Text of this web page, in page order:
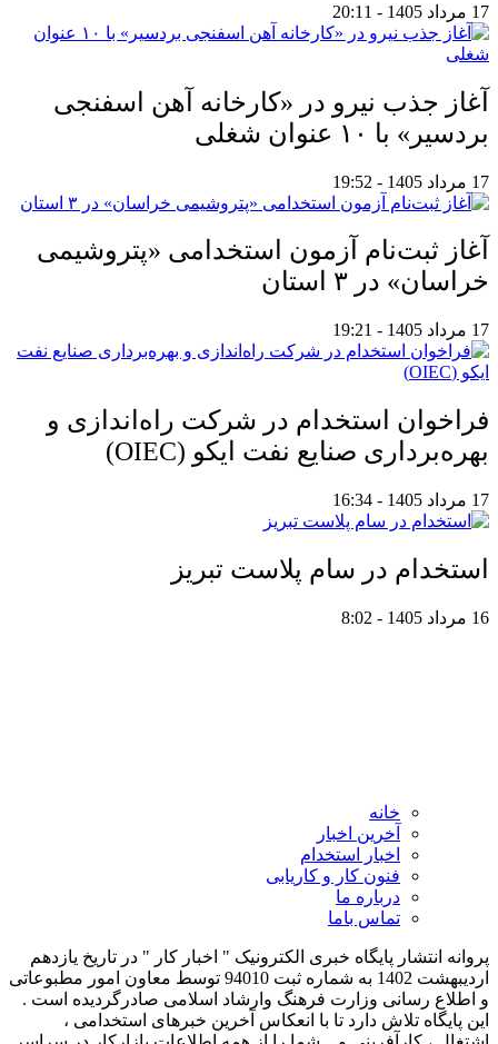
17 مرداد 1405 - 20:11
آغاز جذب نیرو در «کارخانه آهن اسفنجی
بردسیر» با ۱۰ عنوان شغلی
17 مرداد 1405 - 19:52
آغاز ثبت‌نام آزمون استخدامی «پتروشیمی
خراسان» در ۳ استان
17 مرداد 1405 - 19:21
فراخوان استخدام در شرکت راه‌اندازی و
بهره‌برداری صنایع نفت ایکو (OIEC)
17 مرداد 1405 - 16:34
استخدام در سام پلاست تبریز
16 مرداد 1405 - 8:02
خانه
آخرین اخبار
اخبار استخدام
فنون کار و کاریابی
درباره ما
تماس باما
پروانه انتشار پایگاه خبری الکترونیک " اخبار کار " در تاریخ یازدهم
اردیبهشت 1402 به شماره ثبت 94010 توسط معاون امور مطبوعاتی
و اطلاع رسانی وزارت فرهنگ وارشاد اسلامی صادرگردیده است .
این پایگاه تلاش دارد تا با انعکاس آخرین خبرهای استخدامی ،